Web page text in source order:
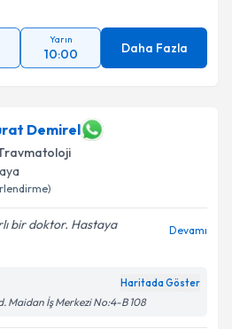
Yarın
10:00 Daha Fazla
Demirel
bir doktor. Hastaya
Devamı
Haritada Göster
Maidan İş Merkezi No:4-B 108